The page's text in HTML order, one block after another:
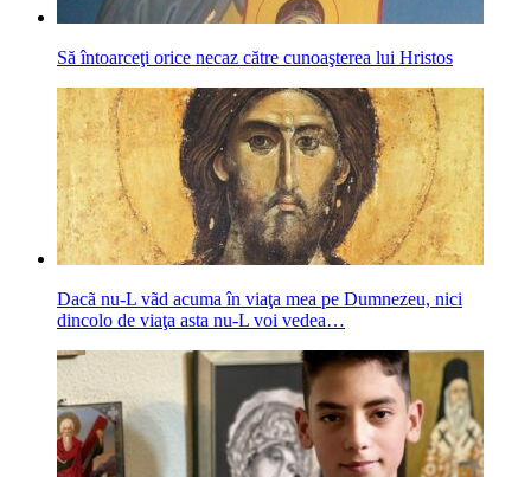
Să întoarceţi orice necaz către cunoaşterea lui Hristos
Dacã nu-L vãd acuma în viaţa mea pe Dumnezeu, nici
dincolo de viaţa asta nu-L voi vedea…